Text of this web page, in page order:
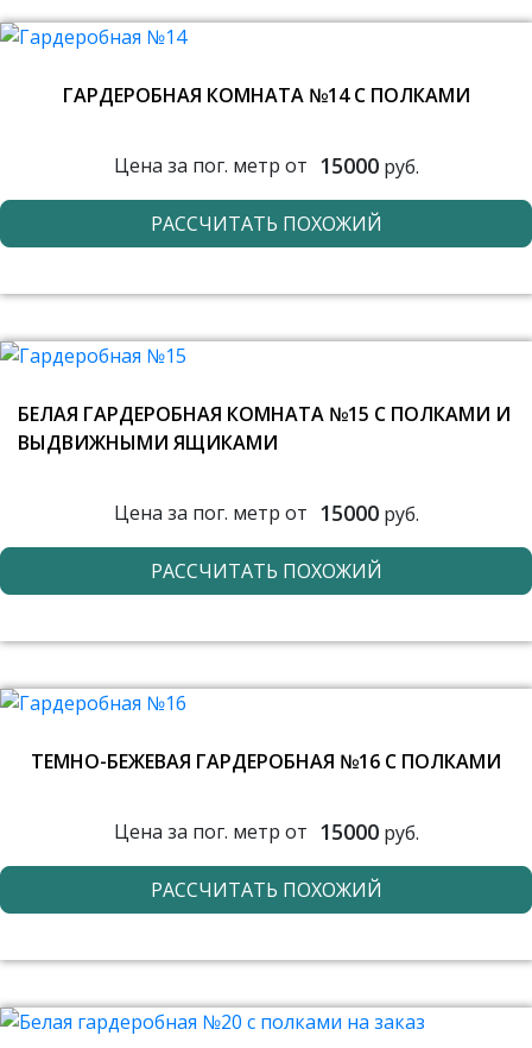
ГАРДЕРОБНАЯ КОМНАТА №14 С ПОЛКАМИ
Цена за пог. метр от 15000руб.
РАССЧИТАТЬ ПОХОЖИЙ
БЕЛАЯ ГАРДЕРОБНАЯ КОМНАТА №15 С ПОЛКАМИ И
ВЫДВИЖНЫМИ ЯЩИКАМИ
Цена за пог. метр от 15000руб.
РАССЧИТАТЬ ПОХОЖИЙ
ТЕМНО-БЕЖЕВАЯ ГАРДЕРОБНАЯ №16 С ПОЛКАМИ
Цена за пог. метр от 15000руб.
РАССЧИТАТЬ ПОХОЖИЙ